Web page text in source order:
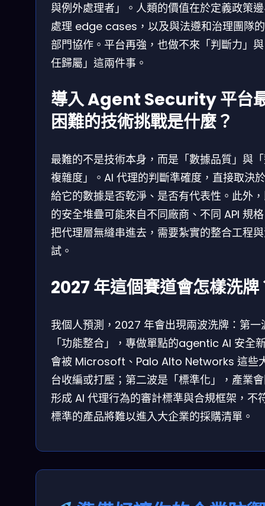
與例外處理者」。人類的價值在於定義政策
處理 edge cases，以及與法遵和治理團隊
部門協作。平台再強，也做不來「判斷力」
任歸屬」這兩件事。
導入 Agent Security 平台
困難的技術挑戰是什麼？
最難的不是技術本身，而是「數據品質」與
複雜度」。AI 代理的判斷準確度，直接取決
給它的數據是否乾淨、是否有代表性。此外
的安全堆疊可能來自不同廠商、不同 API 規
把代理層無縫串進去，需要紮實的整合工程
試。
2027 年這個賽道會怎樣洗牌
我個人預測，2027 年會出現兩波洗牌：第一
「功能整合」，專做單點的agentic AI 安全
會被 Microsoft、Palo Alto Networks 這些
台收編或打壓；第二波是「標準化」，產業
形成 AI 代理行為的審計標準與合規框架，不
標準的產品將難以進入大企業的採購清單。